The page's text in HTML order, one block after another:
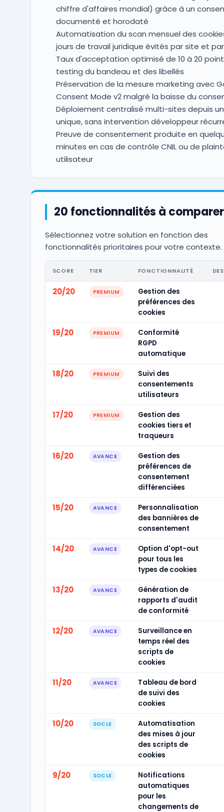
chiffre d'affaires mondial) grâce à un
documenté et horodaté
Automatisation du scan mensuel des
jours de travail juridique évités par site et
Taux d'acceptation optimisé de 10 à 20
testing du bandeau et des libellés
Préservation de la mesure marketing avec
Consent Mode v2 malgré la baisse du
Déploiement centralisé multi-sites depuis
unique, sans intervention développeur
Preuve de consentement produite en
minutes en cas de contrôle CNIL ou de
utilisateur
20 fonctionnalités à comparer
Sélectionnez votre solution en fonction des
fonctionnalités prioritaires pour votre contexte.
SCORE TIER FONCTIONNALITÉ
20/20 PREMIUM
Gestion des
préférences des
cookies
19/20 PREMIUM
Conformité
RGPD
automatique
18/20 PREMIUM
Suivi des
consentements
utilisateurs
17/20 PREMIUM
Gestion des
cookies tiers et
traqueurs
16/20 AVANCE
Gestion des
préférences de
consentement
différenciées
15/20 AVANCE
Personnalisation
des bannières de
consentement
14/20 AVANCE
Option d'opt-out
pour tous les
types de cookies
13/20 AVANCE
Génération de
rapports d'audit
de conformité
12/20 AVANCE
Surveillance en
temps réel des
scripts de
cookies
11/20 AVANCE
Tableau de bord
de suivi des
cookies
10/20 SOCLE
Automatisation
des mises à jour
des scripts de
cookies
9/20 SOCLE
Notifications
automatiques
pour les
changements de